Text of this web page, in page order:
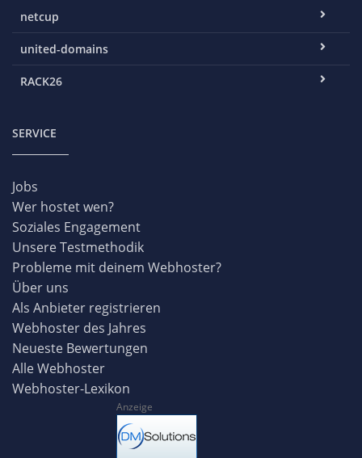
netcup
united-domains
RACK26
SERVICE
Jobs
Wer hostet wen?
Soziales Engagement
Unsere Testmethodik
Probleme mit deinem Webhoster?
Über uns
Als Anbieter registrieren
Webhoster des Jahres
Neueste Bewertungen
Alle Webhoster
Webhoster-Lexikon
Anzeige